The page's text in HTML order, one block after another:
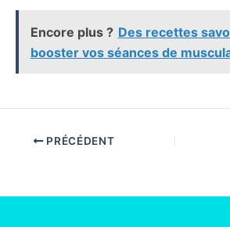
Encore plus ? Des recettes
booster vos séances de
PRÉCÉDENT